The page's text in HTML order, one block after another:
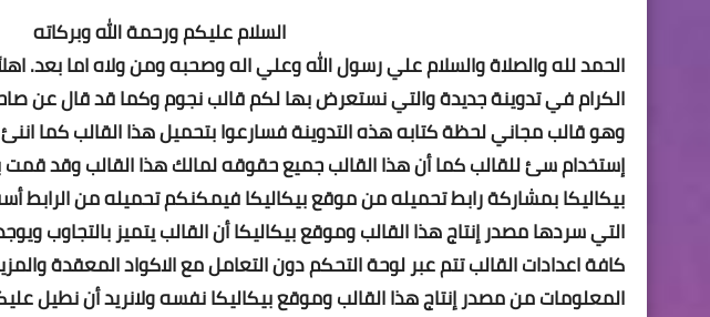
السلام عليكم ورحمة الله وبركاته
الحمد لله والصلاة والسلام علي رسول الله وعلي اله وصحبه ومن ولاه اما بعد.
الكرام في تدوينة جديدة والتي نستعرض بها لكم قالب نجوم وكما قد قال عن
وهو قالب مجاني لحظة كتابه هذه التدوينة فسارعوا بتحميل هذا القالب كما
إستخدام سئ للقالب كما أن هذا القالب جميع حقوقه لمالك هذا القالب وقد
بيكاليكا بمشاركة رابط تحميله من موقع بيكاليكا فيمكنكم تحميله من الرابط
التي سردها مصدر إنتاج هذا القالب وموقع بيكاليكا أن القالب يتميز بالتجاوب
كافة اعدادات القالب تتم عبر لوحة التحكم دون التعامل مع الاكواد المعقدة
المعلومات من مصدر إنتاج هذا القالب وموقع بيكاليكا نفسه ولانريد أن نطيل